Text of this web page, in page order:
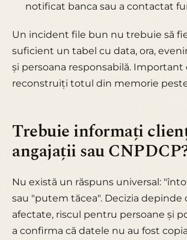
notificat banca sau a contactat
Un incident file bun nu trebuie să
suficient un tabel cu data, ora,
și persoana responsabilă. Important
reconstruiți totul din memorie
Trebuie informați
angajații sau
Nu există un răspuns universal:
sau "putem tăcea". Decizia depinde
afectate, riscul pentru persoane și
a confirma că datele nu au fost